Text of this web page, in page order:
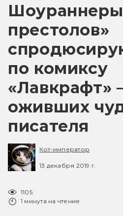
престолов»
по комиксу
«Лавкрафт»
оживших
писателя
Кот-император
13 декабря 2019 г.
1105
1 минута на чтение